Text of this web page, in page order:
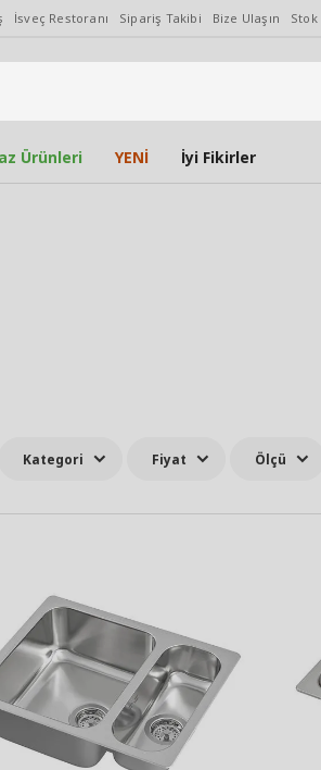
İsveç Restoranı Sipariş Takibi Bize Ulaşın
Ürünleri YENİ İyi Fikirler
Kategori Fiyat Ölçü